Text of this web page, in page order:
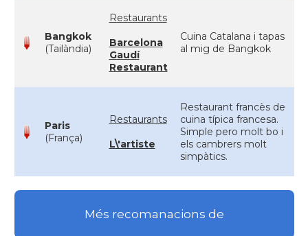
Bangkok
(Tailàndia)
Restaurants
Barcelona
Gaudí
Restaurant
Cuina Catalana i tapas
al mig de Bangkok
Paris
(França)
Restaurants
L\'artiste
Restaurant francès de
cuina típica francesa.
Simple pero molt bo i
els cambrers molt
simpàtics.
Més recomanacions de